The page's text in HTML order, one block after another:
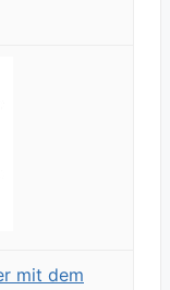
mit dem